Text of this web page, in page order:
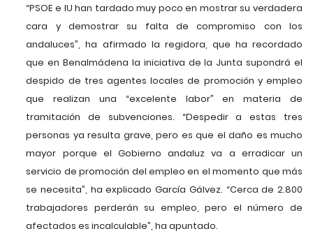
“PSOE e IU han tardado muy poco en mostrar su verdadera
cara y demostrar su falta de compromiso con los
andaluces”, ha afirmado la regidora, que ha recordado
que en Benalmádena la iniciativa de la Junta supondrá el
despido de tres agentes locales de promoción y empleo
que realizan una “excelente labor” en materia de
tramitación de subvenciones. “Despedir a estas tres
personas ya resulta grave, pero es que el daño es mucho
mayor porque el Gobierno andaluz va a erradicar un
servicio de promoción del empleo en el momento que más
se necesita”, ha explicado García Gálvez. “Cerca de 2.800
trabajadores perderán su empleo, pero el número de
afectados es incalculable”, ha apuntado.